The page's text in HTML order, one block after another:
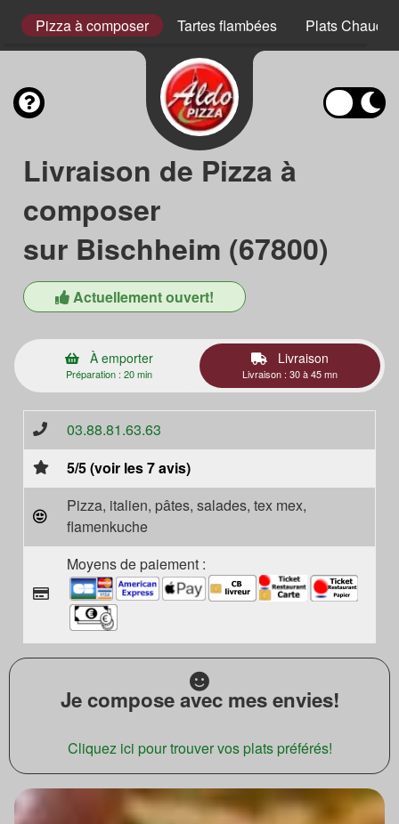
Pizza à composer Tartes flambées Plats Chauds
Livraison de Pizza à
composer
sur Bischheim (67800)
Actuellement ouvert!
À emporter
Préparation : 20 min
Livraison
Livraison : 30 à 45 mn
03.88.81.63.63
5/5 (voir les 7 avis)
Pizza, italien, pâtes, salades, tex mex,
flamenkuche
Moyens de paiement :
Je compose avec mes envies!
Cliquez ici pour trouver vos plats préférés!